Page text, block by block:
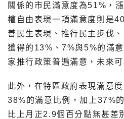
關係的市民滿意度為51%，
權自由表現一項滿意度則是
善民生表現、推行民主步伐
獲得的13%、7%與5%的滿
家推行政策普遍滿意，未來可
此外，在特區政府表現滿意
38%的滿意比例，加上37%
比上月正2.9個百分點無甚差